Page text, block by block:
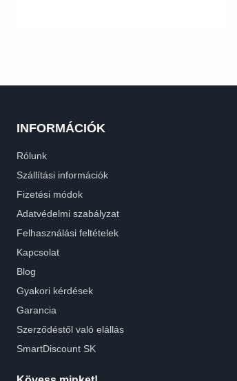
INFORMÁCIÓK
Rólunk
Szállítási információk
Fizetési módok
Adatvédelmi szabályzat
Felhasználási feltételek
Kapcsolat
Blog
Gyakori kérdések
Garancia
Szerződéstől való elállás
SmartDiscount SK